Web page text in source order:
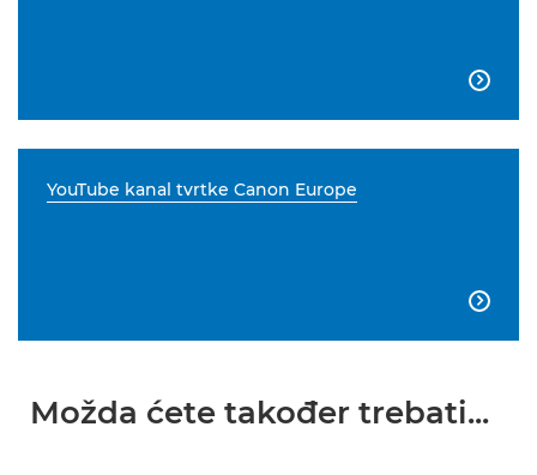

YouTube kanal tvrtke Canon Europe

Možda ćete također trebati...